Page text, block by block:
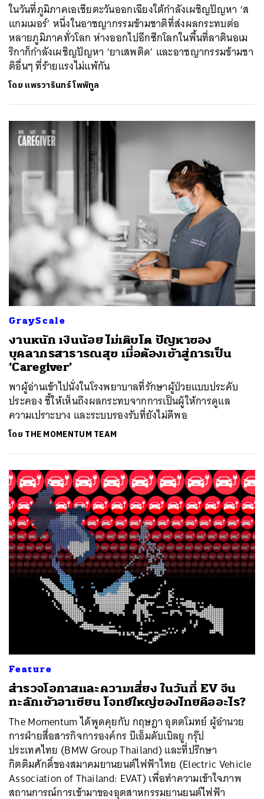
ในวันที่ภูมิภาคเอเชียตะวันออกเฉียงใต้กำลังเผชิญปัญหา ‘ส
แกมเมอร์’ หนึ่งในอาชญากรรมข้ามชาติที่ส่งผลกระทบต่อ
หลายภูมิภาคทั่วโลก ห่างออกไปอีกซีกโลกในพื้นที่ลาตินอเม
ริกาก็กำลังเผชิญปัญหา ‘ยาเสพติด’ และอาชญากรรมข้ามชา
ติอื่นๆ ที่ร้ายแรงไม่แพ้กัน
โดย แพรวารินทร์ โพพิทูล
GrayScale
งานหนัก เงินน้อย ไม่เติบโต ปัญหาของ
บุคลากรสาธารณสุข เมื่อต้องเข้าสู่การเป็น
‘Caregiver’
พาผู้อ่านเข้าไปนั่งในโรงพยาบาลที่รักษาผู้ป่วยแบบประคับ
ประคอง ชี้ให้เห็นถึงผลกระทบจากการเป็นผู้ให้การดูแล
ความเปราะบาง และระบบรองรับที่ยังไม่ดีพอ
โดย THE MOMENTUM TEAM
Feature
สำรวจโอกาสและความเสี่ยง ในวันที่ EV จีน
ทะลักเข้าอาเซียน โจทย์ใหญ่ของไทยคืออะไร?
The Momentum ได้พูดคุยกับ กฤษฎา อุตตโมทย์ ผู้อำนวย
การฝ่ายสื่อสารกิจการองค์กร บีเอ็มดับเบิลยู กรุ๊ป
ประเทศไทย (BMW Group Thailand) และที่ปรึกษา
กิตติมศักดิ์ของสมาคมยานยนต์ไฟฟ้าไทย (Electric Vehicle
Association of Thailand: EVAT) เพื่อทำความเข้าใจภาพ
สถานการณ์การเข้ามาของอุตสาหกรรมยานยนต์ไฟฟ้า
ค้นหา